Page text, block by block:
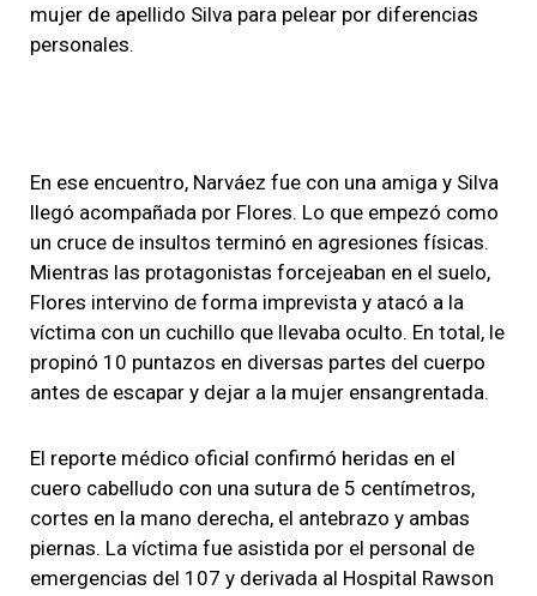
mujer de apellido Silva para pelear por diferencias
personales.
En ese encuentro, Narváez fue con una amiga y Silva
llegó acompañada por Flores. Lo que empezó como
un cruce de insultos terminó en agresiones físicas.
Mientras las protagonistas forcejeaban en el suelo,
Flores intervino de forma imprevista y atacó a la
víctima con un cuchillo que llevaba oculto. En total, le
propinó 10 puntazos en diversas partes del cuerpo
antes de escapar y dejar a la mujer ensangrentada.
El reporte médico oficial confirmó heridas en el
cuero cabelludo con una sutura de 5 centímetros,
cortes en la mano derecha, el antebrazo y ambas
piernas. La víctima fue asistida por el personal de
emergencias del 107 y derivada al Hospital Rawson